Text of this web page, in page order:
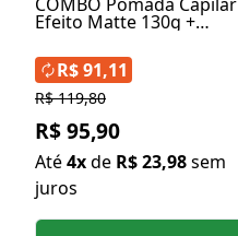
Efeito Matte 130g +
120ml - Guapo
R$ 119,80
R$ 95,90
Até4xde R$ 23,98sem
juros
R$ 91,11